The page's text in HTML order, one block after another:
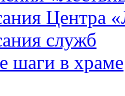
Центра
служб
шаги в храме